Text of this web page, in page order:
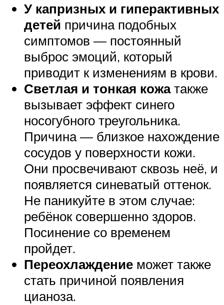
У капризных и гиперактивных
детей причина подобных
симптомов — постоянный
выброс эмоций, который
приводит к изменениям в крови.
Светлая и тонкая кожатакже
вызывает эффект синего
носогубного треугольника.
Причина — близкое нахождение
сосудов у поверхности кожи.
Они просвечивают сквозь неё, и
появляется синеватый оттенок.
Не паникуйте в этом случае:
ребёнок совершенно здоров.
Посинение со временем
пройдет.
Переохлаждение может также
стать причиной появления
цианоза.